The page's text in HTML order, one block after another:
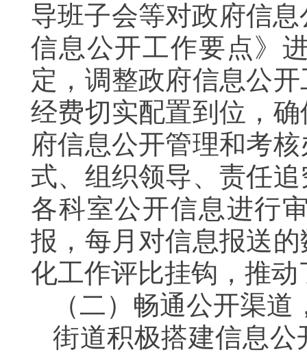
导班子会等对政府信
信息公开工作要点》
定，调整政府信息公
经费切实配置到位，
府信息公开管理和考
式、组织领导、责任
各科室公开信息进行
报，每月对信息报送
化工作评比挂钩，推
（二）畅通公开渠
街道积极搭建信息